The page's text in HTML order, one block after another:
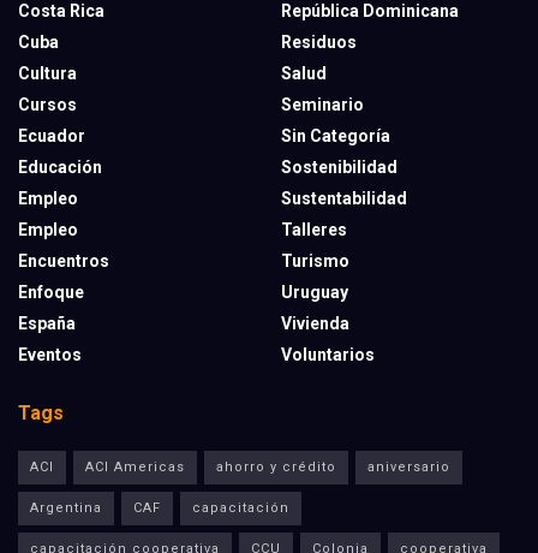
Costa Rica
Cuba
Cultura
Cursos
Ecuador
Educación
Empleo
Empleo
Encuentros
Enfoque
España
Eventos
República Dominicana
Residuos
Salud
Seminario
Sin Categoría
Sostenibilidad
Sustentabilidad
Talleres
Turismo
Uruguay
Vivienda
Voluntarios
Tags
ACI ACI Americas ahorro y crédito aniversario
Argentina CAF capacitación
capacitación cooperativa CCU Colonia cooperativa